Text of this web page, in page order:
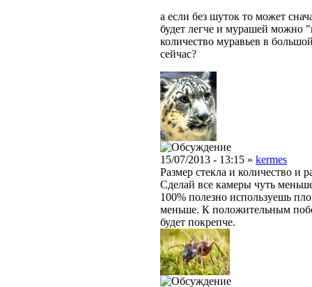
а если без шуток то может
будет легче и мурашей можно
количество муравьев в
сейчас?
15/07/2013 - 13:15 » kermes
Размер стекла и количество и
Сделай все камеры чуть
100% полезно используешь
меньше. К положительным
будет покрепче.